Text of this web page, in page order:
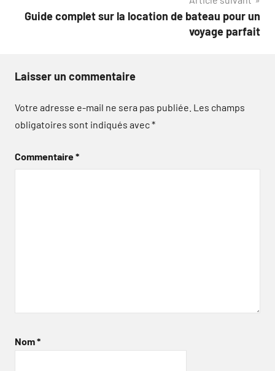
Guide complet sur la location de bateau pour un
voyage parfait
Laisser un commentaire
Votre adresse e-mail ne sera pas publiée. Les champs
obligatoires sont indiqués avec*
Commentaire*
Nom*